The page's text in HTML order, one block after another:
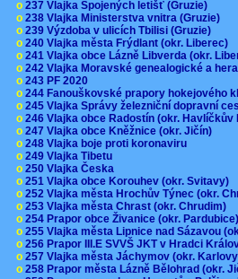
o 237 Vlajka Spojených letišť (Gruzie)
o 238 Vlajka Ministerstva vnitra (Gruzie)
o 239 Výzdoba v ulicích Tbilisi (Gruzie)
o 240 Vlajka města Frýdlant (okr. Liberec)
o 241 Vlajka obce Lázně Libverda (okr.
o 242 Vlajka Moravské genealogické a
o 243 PF 2020
o 244 Fanouškovské prapory hokejového
o 245 Vlajka Správy železniční dopravní
o 246 Vlajka obce Radostín (okr.
o 247 Vlajka obce Kněžnice (okr. Jičín)
o 248 Vlajka boje proti koronaviru
o 249 Vlajka Tibetu
o 250 Vlajka Česka
o 251 Vlajka obce Korouhev (okr. Svitavy)
o 252 Vlajka města Hrochův Týnec (okr.
o 253 Vlajka města Chrast (okr. Chrudim)
o 254 Prapor obce Živanice (okr.
o 255 Vlajka města Lipnice nad Sázavou
o 256 Prapor III.E SVVŠ JKT v Hradci
o 257 Vlajka města Jáchymov (okr.
o 258 Prapor města Lázně Bělohrad (okr.